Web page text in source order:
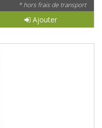
* hors frais de transport
Ajouter